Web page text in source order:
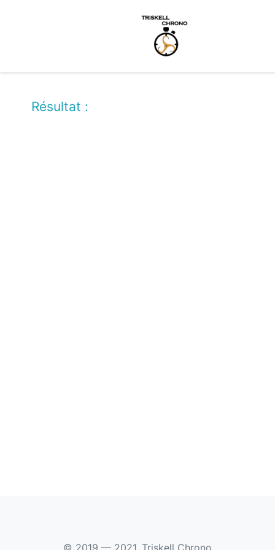
Résultat :
© 2019 — 2021, Triskell Chrono